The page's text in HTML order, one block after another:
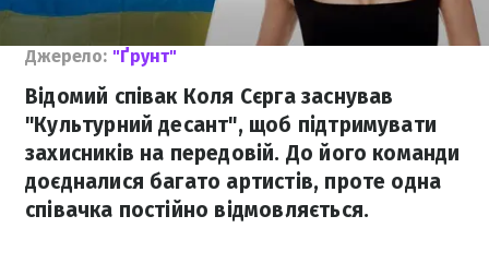
Джерело: "Ґрунт"
Відомий співак Коля Сєрга заснував
"Культурний десант", щоб підтримувати
захисників на передовій. До його команди
доєдналися багато артистів, проте одна
співачка постійно відмовляється.